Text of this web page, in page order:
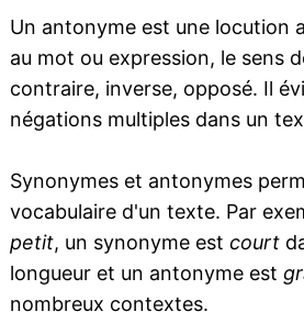
Un antonyme est une locution
au mot ou expression, le sens
contraire, inverse, opposé. Il
négations multiples dans un
Synonymes et antonymes
vocabulaire d'un texte. Par
petit, un synonyme est court
longueur et un antonyme est
nombreux contextes.